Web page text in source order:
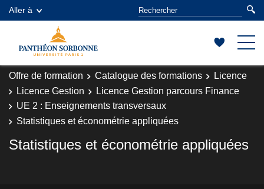
Aller à
Offre de formation Catalogue des formations
Licence
Licence Gestion
Licence Gestion parcours Finance
UE 2 : Enseignements transversaux
Statistiques et économétrie appliquées
Statistiques et économétrie appliquées